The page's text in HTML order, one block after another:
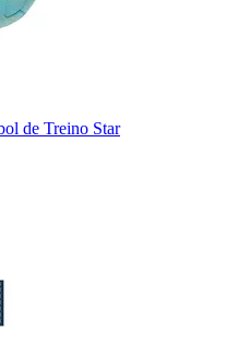
de Treino Star